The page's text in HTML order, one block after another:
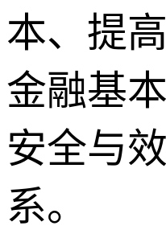
本、提
金融基
安全与
系。